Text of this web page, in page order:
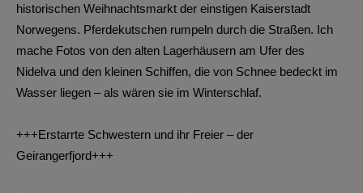
historischen Weihnachtsmarkt der einstigen Kaiserstadt
Norwegens. Pferdekutschen rumpeln durch die Straßen. Ich
mache Fotos von den alten Lagerhäusern am Ufer des
Nidelva und den kleinen Schiffen, die von Schnee bedeckt im
Wasser liegen – als wären sie im Winterschlaf.
+++Erstarrte Schwestern und ihr Freier – der
Geirangerfjord+++